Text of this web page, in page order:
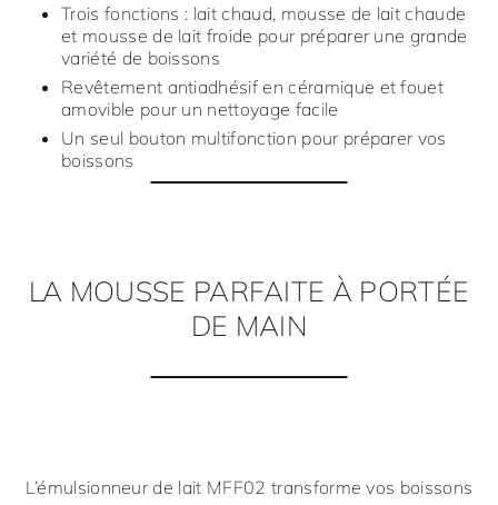
Trois fonctions : lait chaud, mousse de lait chaude
et mousse de lait froide pour préparer une grande
variété de boissons
Revêtement antiadhésif en céramique et fouet
amovible pour un nettoyage facile
Un seul bouton multifonction pour préparer vos
boissons
LA MOUSSE PARFAITE À PORTÉE
DE MAIN
L’émulsionneur de lait MFF02 transforme vos boissons